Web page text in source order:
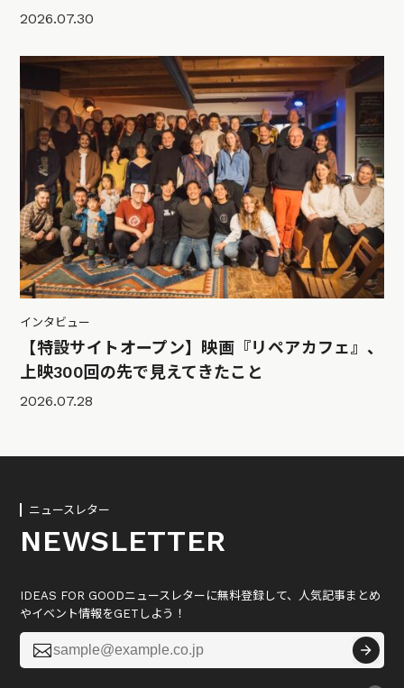
2026.07.30
インタビュー
【特設サイトオープン】映画『リペアカフェ』、
上映300回の先で見えてきたこと
2026.07.28
ニュースレター
NEWSLETTER
IDEAS FOR GOODニュースレターに無料登録して、人気記事まとめ
やイベント情報をGETしよう！
